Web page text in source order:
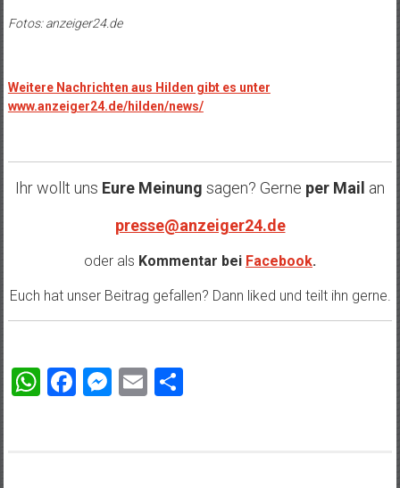
Fotos: anzeiger24.de
Weitere Nachrichten aus Hilden gibt es unter
www.anzeiger24.de/hilden/news/
Ihr wollt uns Eure Meinung sagen? Gerne per Mail an
presse@anzeiger24.de
oder als Kommentar bei Facebook.
Euch hat unser Beitrag gefallen? Dann liked und teilt ihn gerne.
WhatsApp
Facebook
Messenger
EmailTeilen